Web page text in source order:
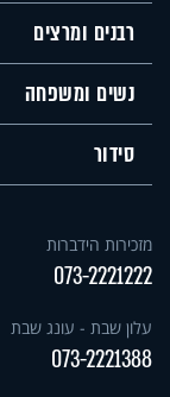
רבנים ומרצים
נשים ומשפחה
סידור
מזכירות הידברות
073-2221222
עלון שבת - עונג שבת
073-2221388